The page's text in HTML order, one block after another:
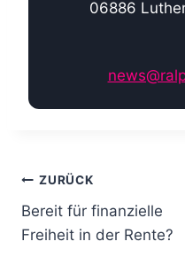
06886
B
e
ZURÜCK
Bereit für finanzielle
Freiheit in der Rente?